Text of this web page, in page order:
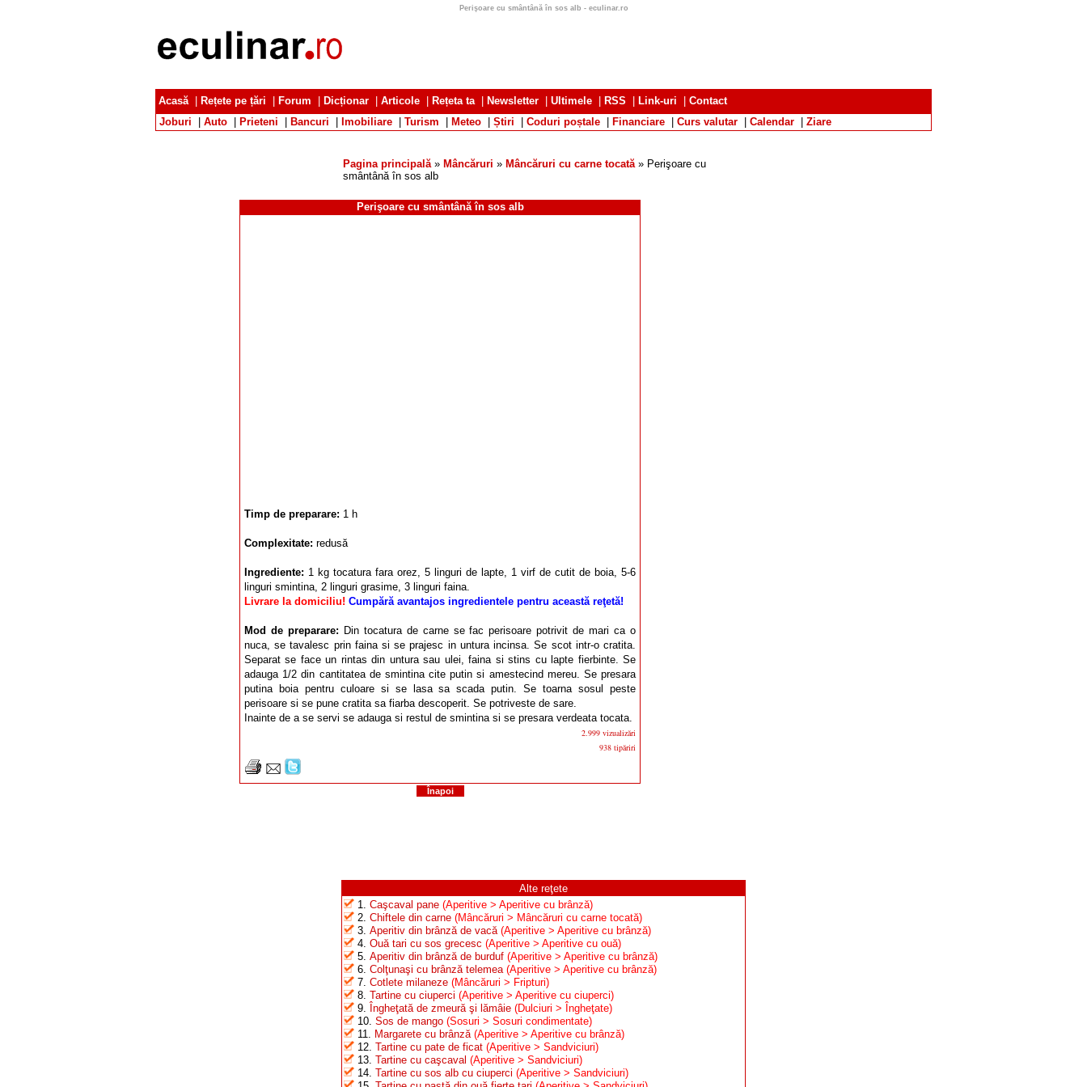
Perişoare cu smântână în sos alb - eculinar.ro
Acasă| Rețete pe țări Forum Dicționar Articole Rețeta ta| Newsletter Ultimele RSS Link-uri
Contact
Joburi
Auto Prieteni Bancuri Imobiliare Turism Meteo Știri Coduri poștale Financiare Curs valutar Calendar Ziare
Pagina principală» Mâncăruri » Mâncăruri cu carne tocată» Perişoare cu
smântână în sos alb
Perişoare cu smântână în sos alb
Timp de preparare: 1 h
Complexitate: redusă
Ingrediente: 1 kg tocatura fara orez, 5 linguri de lapte, 1 virf de cutit de boia, 5-6
linguri smintina, 2 linguri grasime, 3 linguri faina.
Livrare la domiciliu! Cumpără avantajos ingredientele pentru această reţetă!
Mod de preparare: Din tocatura de carne se fac perisoare potrivit de mari ca o
nuca, se tavalesc prin faina si se prajesc in untura incinsa. Se scot intr-o cratita.
Separat se face un rintas din untura sau ulei, faina si stins cu lapte fierbinte. Se
adauga 1/2 din cantitatea de smintina cite putin si amestecind mereu. Se presara
putina boia pentru culoare si se lasa sa scada putin. Se toarna sosul peste
perisoare si se pune cratita sa fiarba descoperit. Se potriveste de sare.
Inainte de a se servi se adauga si restul de smintina si se presara verdeata tocata.
2.999 vizualizări
938 tipăriri
Înapoi
Alte reţete
1. Caşcaval pane (Aperitive > Aperitive cu brânză)
2. Chiftele din carne (Mâncăruri > Mâncăruri cu carne tocată)
3. Aperitiv din brânză de vacă (Aperitive > Aperitive cu brânză)
4. Ouă tari cu sos grecesc (Aperitive > Aperitive cu ouă)
5. Aperitiv din brânză de burduf (Aperitive > Aperitive cu brânză)
6. Colţunaşi cu brânză telemea (Aperitive > Aperitive cu brânză)
7. Cotlete milaneze (Mâncăruri > Fripturi)
8. Tartine cu ciuperci (Aperitive > Aperitive cu ciuperci)
9. Îngheţată de zmeură şi lămâie (Dulciuri > Îngheţate)
10. Sos de mango (Sosuri > Sosuri condimentate)
11. Margarete cu brânză (Aperitive > Aperitive cu brânză)
12. Tartine cu pate de ficat (Aperitive > Sandviciuri)
13. Tartine cu caşcaval (Aperitive > Sandviciuri)
14. Tartine cu sos alb cu ciuperci (Aperitive > Sandviciuri)